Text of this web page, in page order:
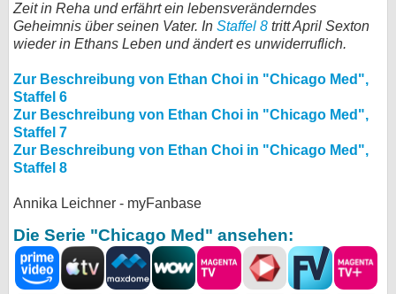
Zeit in Reha und erfährt ein lebensveränderndes
Geheimnis über seinen Vater. In Staffel 8 tritt April Sexton
wieder in Ethans Leben und ändert es unwiderruflich.
Zur Beschreibung von Ethan Choi in "Chicago Med",
Staffel 6
Zur Beschreibung von Ethan Choi in "Chicago Med",
Staffel 7
Zur Beschreibung von Ethan Choi in "Chicago Med",
Staffel 8
Annika Leichner - myFanbase
Die Serie "Chicago Med" ansehen:
Forum
Kontakt
Datenschutz
Cookie-Einstellungen